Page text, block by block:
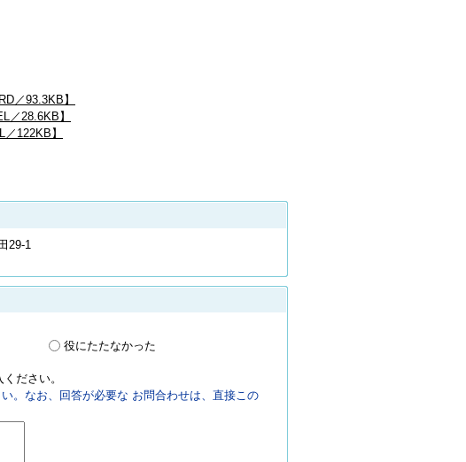
／93.3KB】
／28.6KB】
／122KB】
29-1
役にたたなかった
ださい。
。なお、回答が必要な お問合わせは、直接この